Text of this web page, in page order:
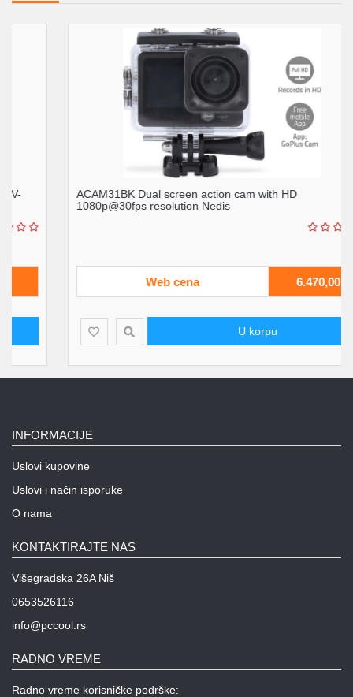
ACAM31BK Dual screen action cam with HD
1080p@30fps resolution Nedis
Web cena
INFORMACIJE
Uslovi kupovine
Uslovi i način isporuke
O nama
KONTAKTIRAJTE NAS
Višegradska 26A Niš
0653526116
info@pccool.rs
RADNO VREME
Radno vreme korisničke podrške: